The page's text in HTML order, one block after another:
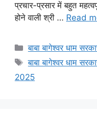
प्रचार-प्रसार में बहुत
होने वाली श्री … Read
Categories
बाबा बागेश्वर धाम
Tags
बाबा बागेश्वर धाम
2025